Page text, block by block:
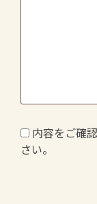
内容をご確
さい。